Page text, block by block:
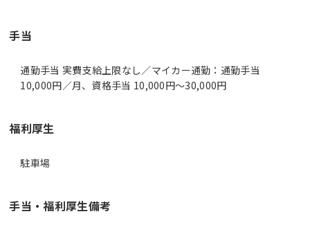
手当
通勤手当 実費支給上限なし／マイカー通勤：通勤手当
10,000円／月、資格手当 10,000円～30,000円
福利厚生
駐車場
手当・福利厚生備考